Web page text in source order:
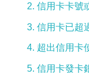
2. 信用卡卡號
3. 信用卡已超
4. 超出信用卡
5. 信用卡發卡